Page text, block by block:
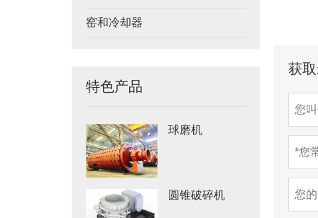
窑和冷却器
特色产品
球磨机
圆锥破碎机
获